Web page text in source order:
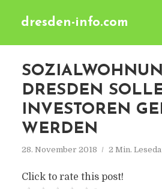
dresden-info.com
DRESDEN
INVESTOREN
WERDEN
28. November 2018 2 Min.
Click to rate this post!